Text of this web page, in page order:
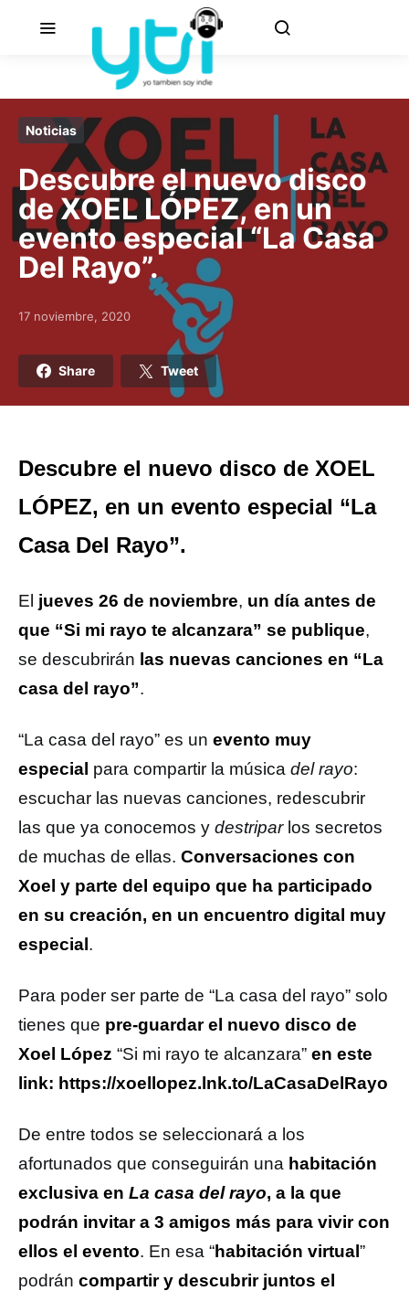
Noticias
Descubre el nuevo disco
de XOEL LÓPEZ, en un
evento especial “La Casa
Del Rayo”.
Posted on
17 noviembre, 2020
Share Tweet
Descubre el nuevo disco de XOEL
LÓPEZ, en un evento especial “La
Casa Del Rayo”.
El jueves 26 de noviembre, un día antes de
que “Si mi rayo te alcanzara” se publique,
se descubrirán las nuevas canciones en “La
casa del rayo”.
“La casa del rayo” es un evento muy
especial para compartir la música del rayo:
escuchar las nuevas canciones, redescubrir
las que ya conocemos y destriparlos secretos
de muchas de ellas. Conversaciones con
Xoel y parte del equipo que ha participado
en su creación, en un encuentro digital muy
especial .
Para poder ser parte de “La casa del rayo” solo
tienes que pre-guardar el nuevo disco de
Xoel López “Si mi rayo te alcanzara” en este
link: https://xoellopez.lnk.to/LaCasaDelRayo
De entre todos se seleccionará a los
afortunados que conseguirán una habitación
exclusiva en La casa del rayo, a la que
podrán invitar a 3 amigos más para vivir con
ellos el evento. En esa “habitación virtual ”
podrán compartir y descubrir juntos el